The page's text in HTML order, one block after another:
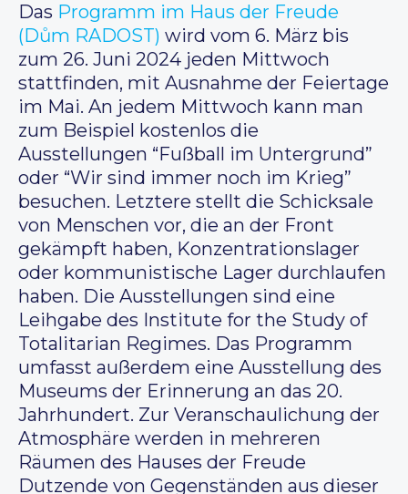
Das Programm im Haus der Freude
(Dům RADOST) wird vom 6. März bis
zum 26. Juni 2024 jeden Mittwoch
stattfinden, mit Ausnahme der Feiertage
im Mai. An jedem Mittwoch kann man
zum Beispiel kostenlos die
Ausstellungen “Fußball im Untergrund”
oder “Wir sind immer noch im Krieg”
besuchen. Letztere stellt die Schicksale
von Menschen vor, die an der Front
gekämpft haben, Konzentrationslager
oder kommunistische Lager durchlaufen
haben. Die Ausstellungen sind eine
Leihgabe des Institute for the Study of
Totalitarian Regimes. Das Programm
umfasst außerdem eine Ausstellung des
Museums der Erinnerung an das 20.
Jahrhundert. Zur Veranschaulichung der
Atmosphäre werden in mehreren
Räumen des Hauses der Freude
Dutzende von Gegenständen aus dieser